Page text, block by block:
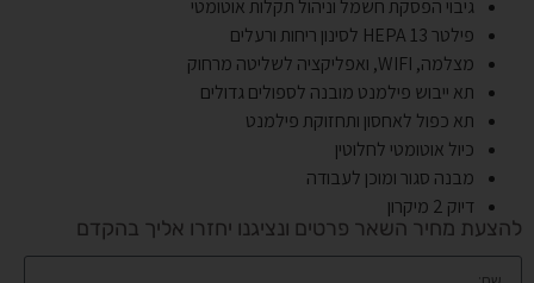
גיבוי הפסקת חשמל וניהול תקלות אוטומטי
פילטר HEPA 13 לסינון ריחות ורעלים
מצלמה, WIFI, ואפליקציה לשליטה מרחוק
תא ייבוש פילמנט מובנה לספולים גדולים
תא כפול לאחסון ותחזוקת פילמנט
כיול אוטומטי לחלוטין
מבנה סגור ומוכן לעבודה
דיוק 2 מיקרון
להצעת מחיר השאר פרטים ונציגנו יחזרו אליך בהקדם